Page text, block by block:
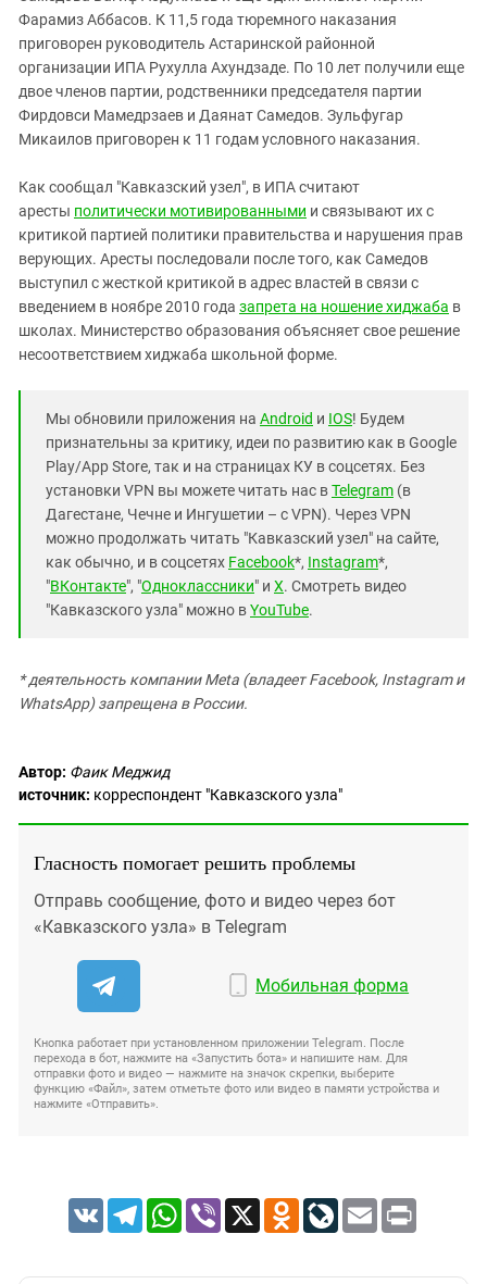
Фарамиз Аббасов. К 11,5 года тюремного наказания
приговорен руководитель Астаринской районной
организации ИПА Рухулла Ахундзаде. По 10 лет получили еще
двое членов партии, родственники председателя партии
Фирдовси Мамедрзаев и Даянат Самедов. Зульфугар
Микаилов приговорен к 11 годам условного наказания.
Как сообщал "Кавказский узел", в ИПА считают
аресты политически мотивированными и связывают их с
критикой партией политики правительства и нарушения прав
верующих. Аресты последовали после того, как Самедов
выступил с жесткой критикой в адрес властей в связи с
введением в ноябре 2010 года запрета на ношение хиджаба в
школах. Министерство образования объясняет свое решение
несоответствием хиджаба школьной форме.
Мы обновили приложения на Android и IOS! Будем
признательны за критику, идеи по развитию как в Google
Play/App Store, так и на страницах КУ в соцсетях. Без
установки VPN вы можете читать нас вTelegram (в
Дагестане, Чечне и Ингушетии – с VPN). Через VPN
можно продолжать читать "Кавказский узел" на сайте,
как обычно, и в соцсетях Facebook*, Instagram*,
"ВКонтакте", "Одноклассники" и X. Смотреть видео
"Кавказского узла" можно вYouTube.
* деятельность компании Meta (владеет Facebook, Instagram и
WhatsApp) запрещена в России.
Автор: Фаик Меджид
источник: корреспондент "Кавказского узла"
Гласность помогает решить проблемы
Отправь сообщение, фото и видео через бот
«Кавказского узла» в Telegram
Мобильная форма
Кнопка работает при установленном приложении Telegram. После
перехода в бот, нажмите на «Запустить бота» и напишите нам. Для
отправки фото и видео — нажмите на значок скрепки, выберите
функцию «Файл», затем отметьте фото или видео в памяти устройства и
нажмите «Отправить».
VK TelegramWhatsApp
Viber X Odnoklassniki
LiveJournal
Email Print